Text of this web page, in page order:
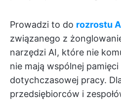
Prowadzi to do rozrostu
związanego z
narzędzi AI, które nie
nie mają wspólnej
dotychczasowej pracy.
przedsiębiorców i